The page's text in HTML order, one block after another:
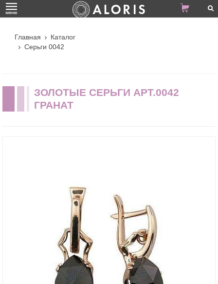
Главная
Каталог
Серьги 0042
ЗОЛОТЫЕ СЕРЬГИ АРТ.0042
ГРАНАТ